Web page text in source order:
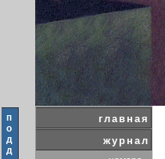
п
о
д
д
главная
журнал